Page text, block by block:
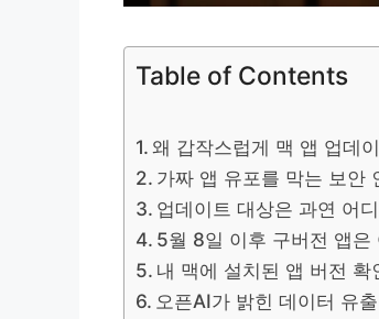
Table of Contents
왜 갑작스럽게 맥 앱 업데
가짜 앱 유포를 막는 보안
업데이트 대상은 과연 어
5월 8일 이후 구버전 앱은
내 맥에 설치된 앱 버전 확
오픈AI가 밝힌 데이터 유